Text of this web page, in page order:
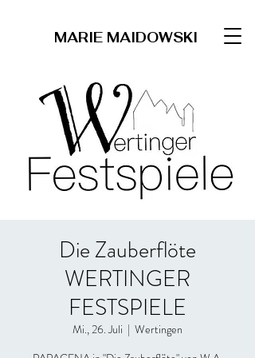
MARIE MAIDOWSKI
Die Zauberflöte
WERTINGER
FESTSPIELE
Mi., 26. Juli
  |
Wertingen